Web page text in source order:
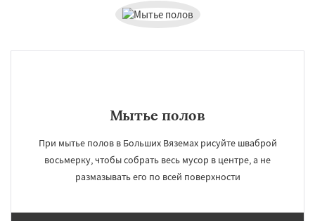
Мытье полов
При мытье полов в Больших Вяземах рисуйте шваброй
восьмерку, чтобы собрать весь мусор в центре, а не
размазывать его по всей поверхности